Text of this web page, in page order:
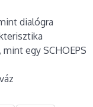
dialógra
egy SCHOEPS